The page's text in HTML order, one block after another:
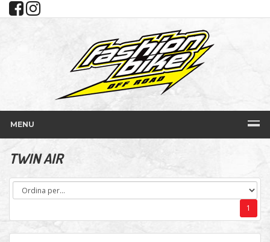
MENU
TWIN AIR
1